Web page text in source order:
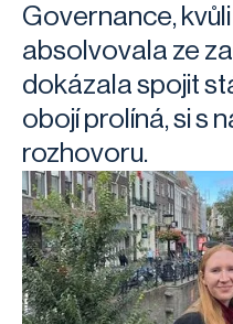
Governance,
absolvovala ze
dokázala spojit
obojí prolíná, si s
rozhovoru.